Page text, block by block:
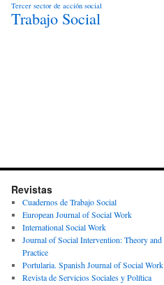
Tercer sector de acción social
Trabajo Social
Revistas
Cuadernos de Trabajo Social
European Journal of Social Work
International Social Work
Journal of Social Intervention: Theory and
Practice
Portularia. Spanish Journal of Social Work
Revista de Servicios Sociales y Política